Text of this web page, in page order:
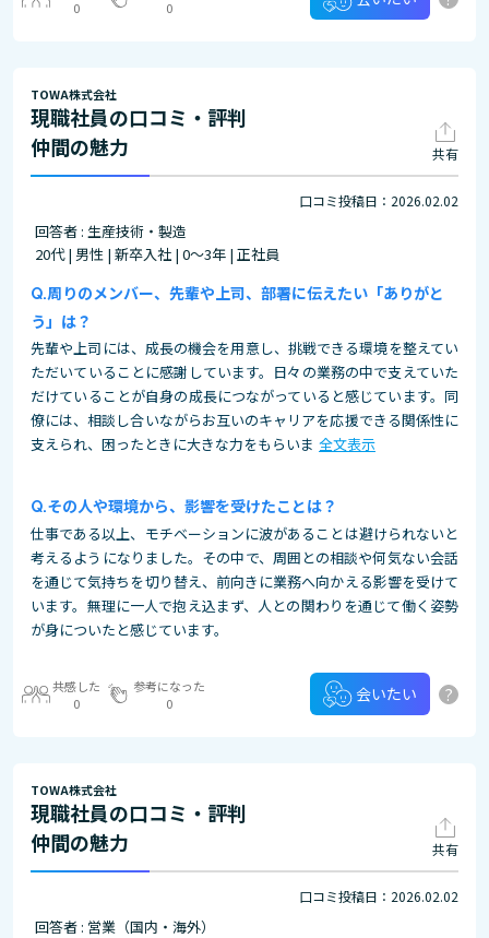
0 0
TOWA株式会社
現職社員の口コミ・評判
仲間の魅力
共有
口コミ投稿日：2026.02.02
回答者 : 生産技術・製造
20代 | 男性 | 新卒入社 | 0～3年 | 正社員
周りのメンバー、先輩や上司、部署に伝えたい「ありがと
う」は？
先輩や上司には、成長の機会を用意し、挑戦できる環境を整えてい
ただいていることに感謝しています。日々の業務の中で支えていた
だけていることが自身の成長につながっていると感じています。同
僚には、相談し合いながらお互いのキャリアを応援できる関係性に
支えられ、困ったときに大きな力をもらいま 全文表示
その⼈や環境から、影響を受けたことは？
仕事である以上、モチベーションに波があることは避けられないと
考えるようになりました。その中で、周囲との相談や何気ない会話
を通じて気持ちを切り替え、前向きに業務へ向かえる影響を受けて
います。無理に一人で抱え込まず、人との関わりを通じて働く姿勢
が身についたと感じています。
共感した
0
参考になった
0
会いたい ?
TOWA株式会社
現職社員の口コミ・評判
仲間の魅力
共有
口コミ投稿日：2026.02.02
回答者 : 営業（国内・海外）